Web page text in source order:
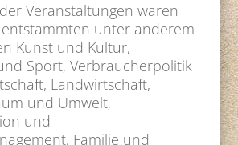
Veranstaltungen waren
unter anderem
Kunst und Kultur,
Sport, Verbraucherpolitik
Landwirtschaft,
und Umwelt,
und
Familie und